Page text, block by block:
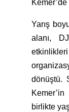
Yarış
alanı,
dönüştü.
birlikte